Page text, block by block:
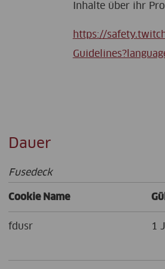
Inhalte über ihr
https://
Dauer
Fusedeck
Cookie Name
fdusr 1